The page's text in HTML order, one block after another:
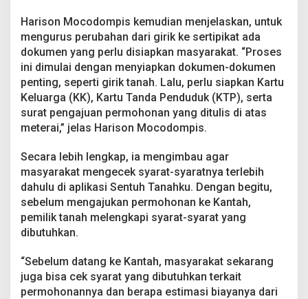
S
e
r
t
i
p
i
a
Harison Mocodompis kemudian menjelaskan, untuk
mengurus perubahan dari girik ke sertipikat ada
dokumen yang perlu disiapkan masyarakat. “Proses
ini dimulai dengan menyiapkan dokumen-dokumen
penting, seperti girik tanah. Lalu, perlu siapkan Kartu
Keluarga (KK), Kartu Tanda Penduduk (KTP), serta
surat pengajuan permohonan yang ditulis di atas
meterai,” jelas Harison Mocodompis.
Secara lebih lengkap, ia mengimbau agar
masyarakat mengecek syarat-syaratnya terlebih
dahulu di aplikasi Sentuh Tanahku. Dengan begitu,
sebelum mengajukan permohonan ke Kantah,
pemilik tanah melengkapi syarat-syarat yang
dibutuhkan.
“Sebelum datang ke Kantah, masyarakat sekarang
juga bisa cek syarat yang dibutuhkan terkait
permohonannya dan berapa estimasi biayanya dari